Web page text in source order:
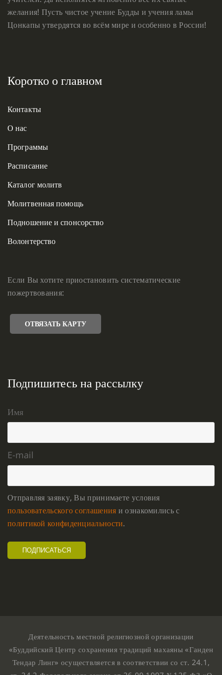
желания! Пусть чистое учение Будды и учения ламы
Цонкапы утвердятся во всём мире и особенно в России!
Коротко о главном
Контакты
О нас
Программы
Расписание
Каталог молитв
Молитвенная помощь
Подношение и спонсорство
Волонтерство
Если Вы хотите приостановить систематические
пожертвования:
ОТВЯЗАТЬ КАРТУ
Подпишитесь на рассылку
Имя
E-mail
Отправляя заявку, Вы принимаете условия
пользовательского соглашения и ознакомились с
политикой конфиденциальности.
Деятельность местной религиозной организации
«Буддийский Центр сохранения традиций махаяны «Ганден
Тендар Линг» осуществляется в соответствии со ст. 24.1,